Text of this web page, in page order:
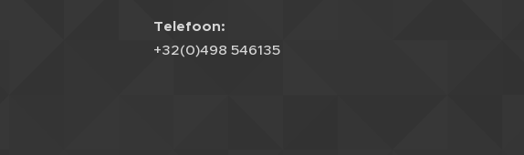
Telefoon:
+32(0)498 546135